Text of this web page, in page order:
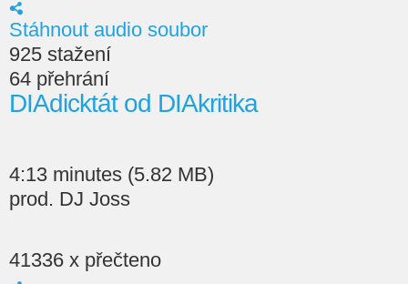
Stáhnout audio soubor
925 stažení
64 přehrání
DIAdicktát od DIAkritika
4:13 minutes (5.82 MB)
prod. DJ Joss
41336 x přečteno